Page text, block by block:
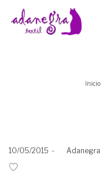
Inicio
Posted
on
10/05/2015 byAdanegra